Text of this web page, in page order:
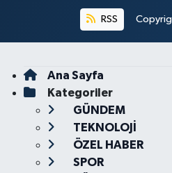
RSS
Ana Sayfa
Kategoriler
GÜNDEM
TEKNOLOJİ
ÖZEL HABER
SPOR